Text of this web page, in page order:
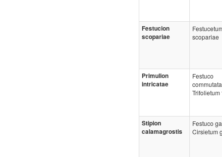
Festucion
scopariae
scopariae
Primulion
intricatae
Festuco
Trifolietum
Stipion
calamagrostis
Festuco
Cirsietum